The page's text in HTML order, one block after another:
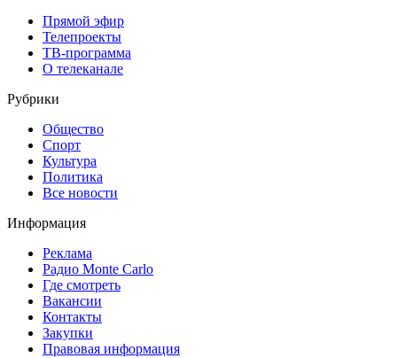
Прямой эфир
Телепроекты
ТВ-программа
О телеканале
Рубрики
Общество
Спорт
Культура
Политика
Все новости
Информация
Реклама
Радио Monte Carlo
Где смотреть
Вакансии
Контакты
Закупки
Правовая информация